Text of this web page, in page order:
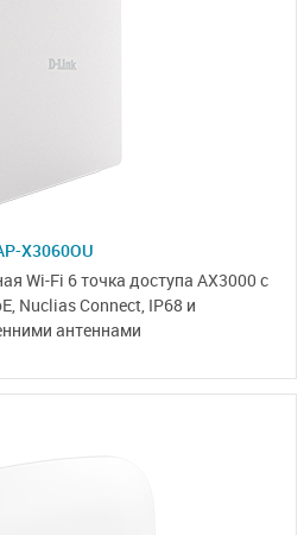
X3060OU
Wi-Fi 6 точка доступа AX3000 с
Nuclias Connect, IP68 и
антеннами